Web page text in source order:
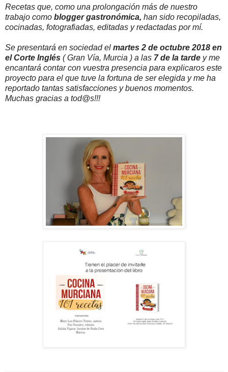
Recetas que, como una prolongación más de nuestro
trabajo como blogger gastronómica, han sido recopiladas,
cocinadas, fotografiadas, editadas y redactadas por mí.
Se presentará en sociedad el martes 2 de octubre 2018 en
el Corte Inglés ( Gran Vía, Murcia ) a las 7 de la tarde y me
encantará contar con vuestra presencia para explicaros este
proyecto para el que tuve la fortuna de ser elegida y me ha
reportado tantas satisfacciones y buenos momentos.
Muchas gracias a tod@s!!!